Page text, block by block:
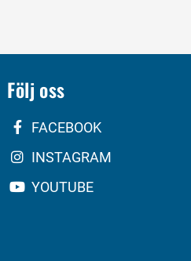
Följ oss
FACEBOOK
INSTAGRAM
YOUTUBE